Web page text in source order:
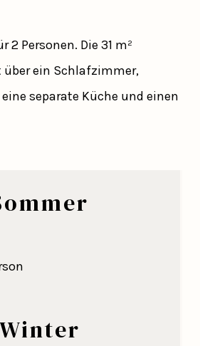
2 Personen. Die 31 m²
ein Schlafzimmer,
eine separate Küche und einen
Winter